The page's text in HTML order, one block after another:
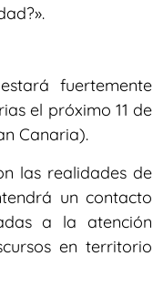
fuertemente
el próximo 11 de
Canaria).
las realidades de
un contacto
a la atención
en territorio